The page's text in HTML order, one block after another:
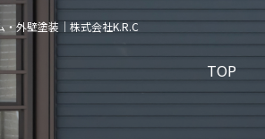
外壁塗装｜株式会社K.R.C
TOP